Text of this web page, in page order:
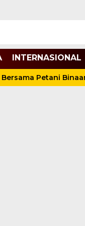
INTERNASIONAL
Petani Binaan